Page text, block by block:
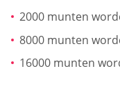
2000 munten
8000 munten
16000 munten